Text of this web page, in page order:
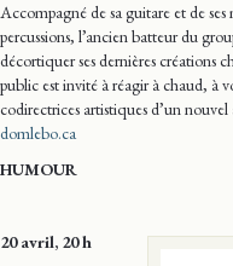
Accompagné de sa guitare et de ses
percussions, l’ancien batteur du
décortiquer ses dernières créations
public est invité à réagir à chaud, à
codirectrices artistiques d’un
domlebo.ca
HUMOUR
20 avril, 20 h